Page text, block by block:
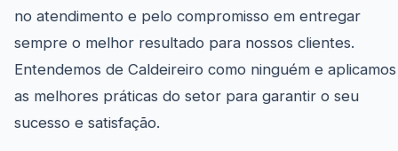
no atendimento e pelo compromisso em entregar
sempre o melhor resultado para nossos clientes.
Entendemos de Caldeireiro como ninguém e aplicamos
as melhores práticas do setor para garantir o seu
sucesso e satisfação.